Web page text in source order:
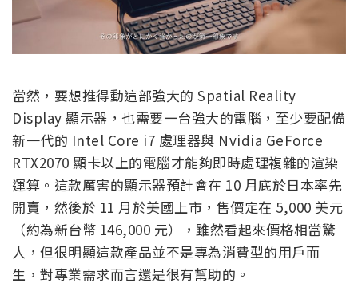
當然，要想推得動這部強大的 Spatial Reality
Display 顯示器，也需要一台強大的電腦，至少要配備
新一代的 Intel Core i7 處理器與 Nvidia GeForce
RTX2070 顯卡以上的電腦才能夠即時處理複雜的渲染
運算。這款厲害的顯示器預計會在 10 月底於日本率先
開賣，然後於 11 月於美國上市，售價定在 5,000 美元
（約為新台幣 146,000 元），雖然看起來價格相當驚
人，但很明顯這款產品並不是專為消費型的用戶而
生，對專業需求而言還是很有幫助的。